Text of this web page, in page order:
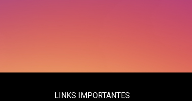
LINKS IMPORTANTES